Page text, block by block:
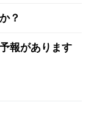
？
報があります